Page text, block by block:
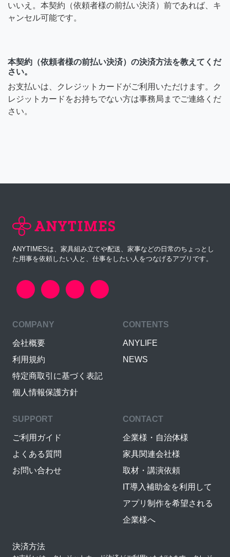
いいえ。本契約（依頼者様の前払い決済）前であれば、キ
ャンセル可能です。
本契約（依頼者様の前払い決済）の決済方法を教えてくだ
さい。
お支払いは、クレジットカードがご利用いただけます。ク
レジットカードをお持ちでない方は事務局までご連絡くだ
さい。
ANYTIMESは、家具組み立てや配送、家事などの日常のちょっとし
た用事を依頼したい人と、仕事をしたい人をつなげるアプリです。
COMPANY
会社概要
利用規約
特定商取引に基づく表記
個人情報保護方針
CONTENTS
ANYLIFE
NEWS
SUPPORT
ご利用ガイド
よくある質問
お問い合わせ
CONTACT
企業様・自治体様
家具関連会社様
取材・講演依頼
IT導入補助金を利用して
アプリ制作を希望される
企業様へ
決済方法